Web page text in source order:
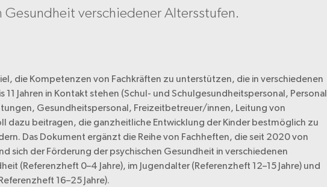
Gesundheit verschiedener Altersstufen.
die Kompetenzen von Fachkräften zu unterstützen, die in verschiedenen
Jahren in Kontakt stehen (Schul- und Schulgesundheitspersonal, Personal
Gesundheitspersonal, Freizeitbetreuer/innen, Leitung von
dazu beitragen, die ganzheitliche Entwicklung der Kinder bestmöglich zu
Das Dokument ergänzt die Reihe von Fachheften, die seit 2020 von
sich der Förderung der psychischen Gesundheit in verschiedenen
(Referenzheft 0–4 Jahre), im Jugendalter (Referenzheft 12–15 Jahre) und
16–25 Jahre).